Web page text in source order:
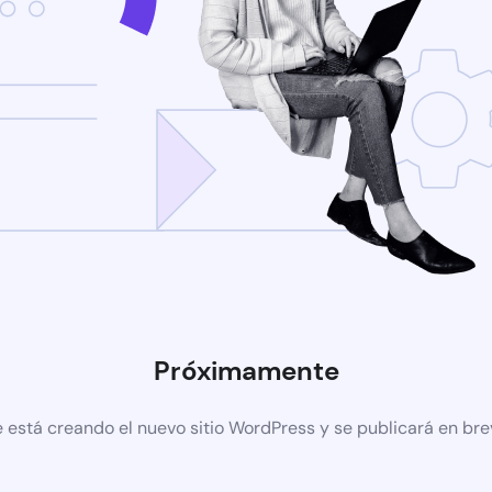
Próximamente
está creando el nuevo sitio WordPress y se publicará en